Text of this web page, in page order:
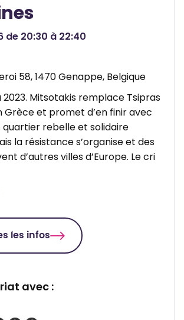
de 20:30 à 22:40
58, 1470 Genappe, Belgique
2023. Mitsotakis remplace Tsipras
Grèce et promet d’en finir avec
quartier rebelle et solidaire
la résistance s’organise et des
d’autres villes d’Europe. Le cri
les infos
avec :